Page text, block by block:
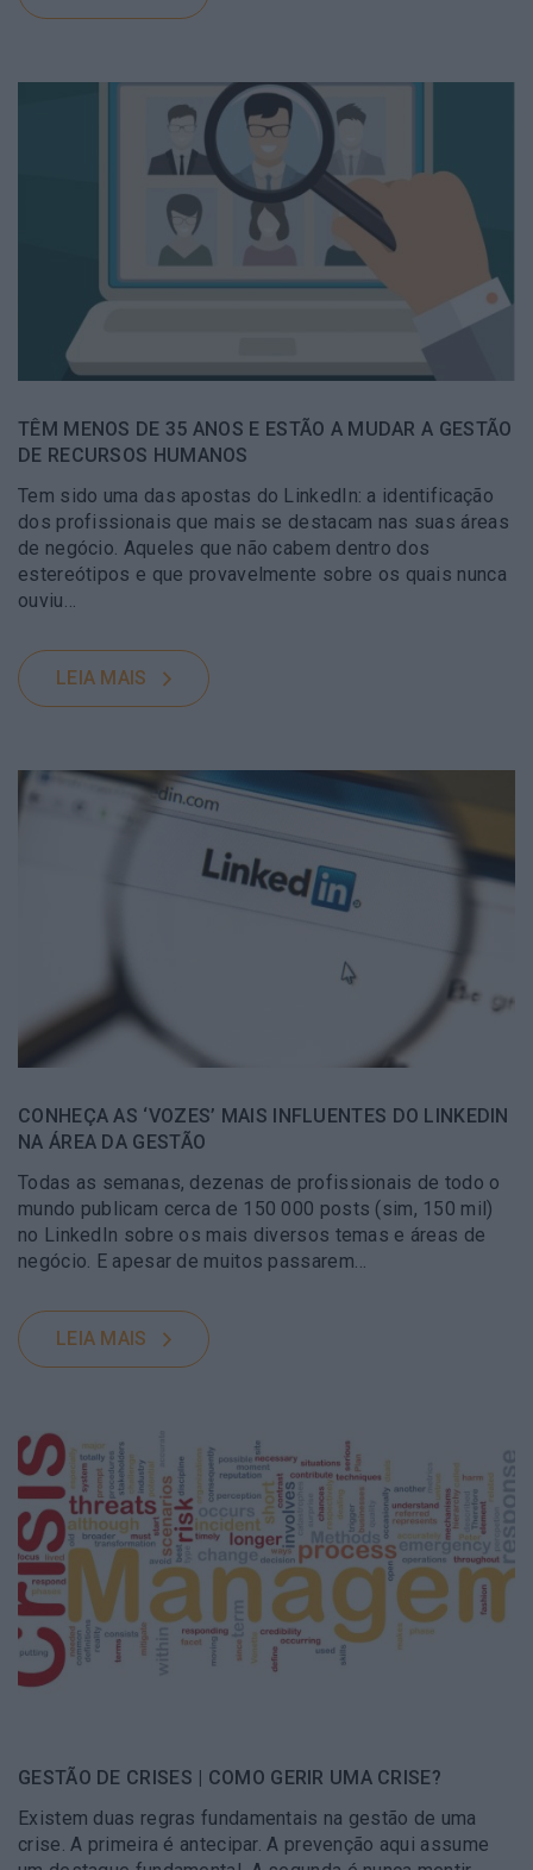
TÊM MENOS DE 35 ANOS E ESTÃO A MUDAR A GESTÃO
DE RECURSOS HUMANOS
Tem sido uma das apostas do LinkedIn: a identificação
dos profissionais que mais se destacam nas suas áreas
de negócio. Aqueles que não cabem dentro dos
estereótipos e que provavelmente sobre os quais nunca
ouviu…
LEIA MAIS
CONHEÇA AS ‘VOZES’ MAIS INFLUENTES DO LINKEDIN
NA ÁREA DA GESTÃO
Todas as semanas, dezenas de profissionais de todo o
mundo publicam cerca de 150 000 posts (sim, 150 mil)
no LinkedIn sobre os mais diversos temas e áreas de
negócio. E apesar de muitos passarem…
LEIA MAIS
GESTÃO DE CRISES | COMO GERIR UMA CRISE?
Existem duas regras fundamentais na gestão de uma
crise. A primeira é antecipar. A prevenção aqui assume